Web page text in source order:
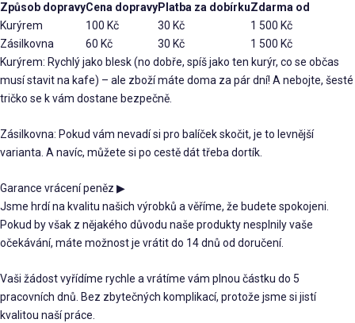
Způsob dopravyCena dopravyPlatba za dobírkuZdarma od
Kurýrem
100 Kč 30 Kč
1 500 Kč
Zásilkovna
60 Kč 30 Kč
1 500 Kč
Kurýrem: Rychlý jako blesk (no dobře, spíš jako ten kurýr, co se občas
musí stavit na kafe) – ale zboží máte doma za pár dní! A nebojte, šesté
tričko se k vám dostane bezpečně.
Zásilkovna: Pokud vám nevadí si pro balíček skočit, je to levnější
varianta. A navíc, můžete si po cestě dát třeba dortík.
Garance vrácení peněz ▶
Jsme hrdí na kvalitu našich výrobků a věříme, že budete spokojeni.
Pokud by však z nějakého důvodu naše produkty nesplnily vaše
očekávání, máte možnost je vrátit do 14 dnů od doručení.
Vaši žádost vyřídíme rychle a vrátíme vám plnou částku do 5
pracovních dnů. Bez zbytečných komplikací, protože jsme si jistí
kvalitou naší práce.